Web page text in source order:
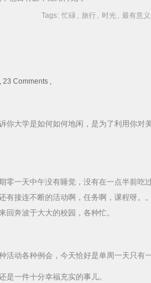
Tags: 忙碌 , 旅行 , 时光 , 最有意
, 23 Comments ,
你大学是如何如何地闲，是为了利用你对
零一天中午没有睡觉，没有在一点半前吃
有接连不断的活动啊，任务啊，课程呀。
回奔波于大大的校园，各种忙。
活动各种例会，今天恰好是单周一天只有
是一件十分幸福充实的事儿。